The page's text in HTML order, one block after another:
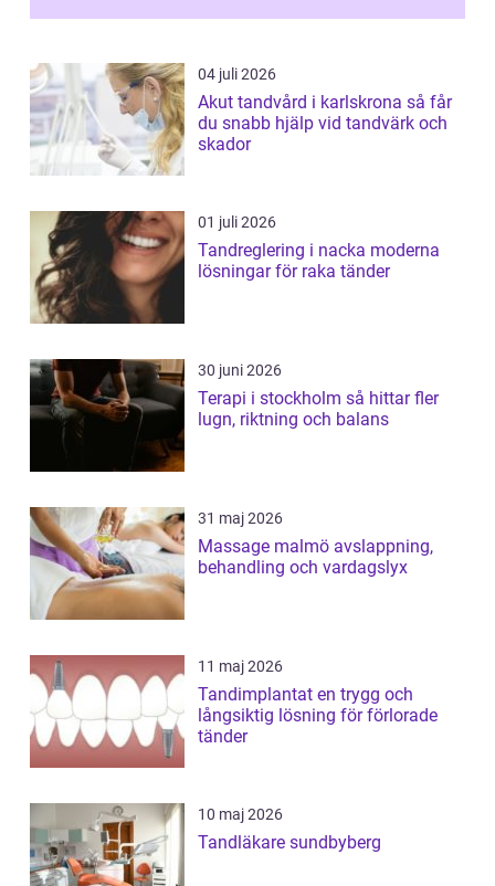
04 juli 2026
Akut tandvård i karlskrona så får
du snabb hjälp vid tandvärk och
skador
01 juli 2026
Tandreglering i nacka moderna
lösningar för raka tänder
30 juni 2026
Terapi i stockholm så hittar fler
lugn, riktning och balans
31 maj 2026
Massage malmö avslappning,
behandling och vardagslyx
11 maj 2026
Tandimplantat en trygg och
långsiktig lösning för förlorade
tänder
10 maj 2026
Tandläkare sundbyberg